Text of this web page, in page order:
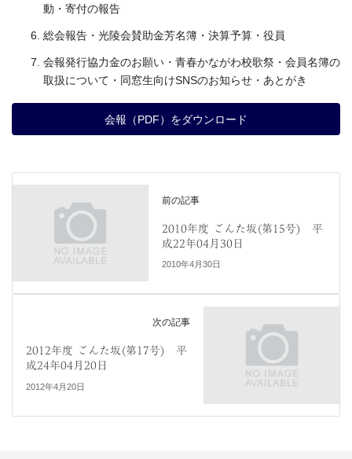
動・寄付の報告
総会報告・光陵会賛助金芳名簿・決算予算・役員
会報発行協力金のお願い・青春かながわ校歌祭・会員名簿の
取扱について・同窓生向けSNSのお知らせ・あとがき
会報（PDF）をダウンロード
前の記事
2010年度 ごんた坂(第15号) 平
成22年04月30日
2010年4月30日
次の記事
2012年度 ごんた坂(第17号) 平
成24年04月20日
2012年4月20日